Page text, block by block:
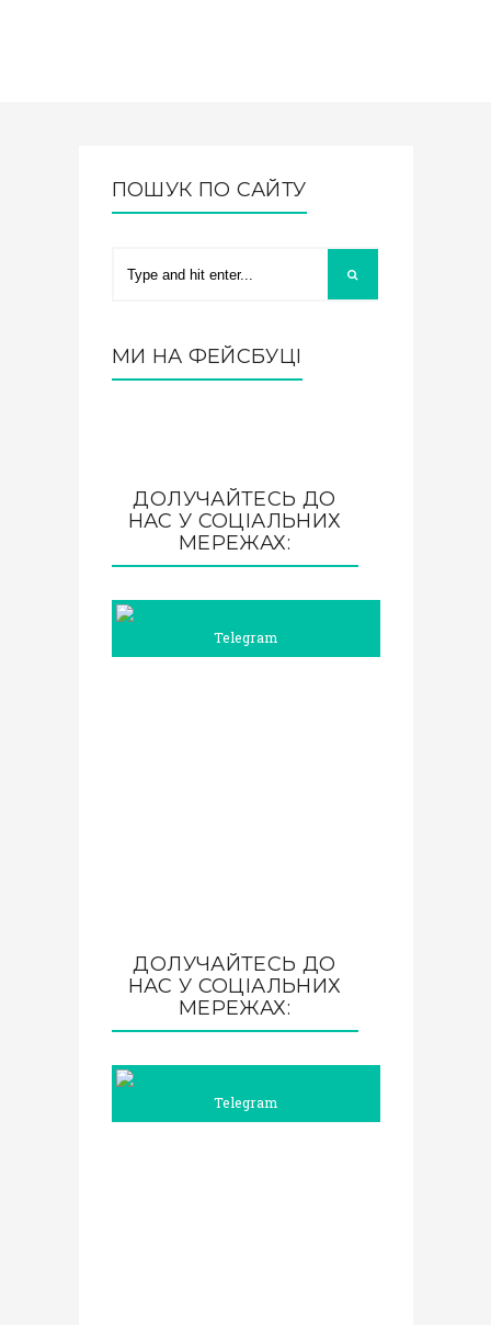
ПОШУК ПО САЙТУ
МИ НА ФЕЙСБУЦІ
ДОЛУЧАЙТЕСЬ ДО
НАС У СОЦІАЛЬНИХ
МЕРЕЖАХ:
Telegram
ДОЛУЧАЙТЕСЬ ДО
НАС У СОЦІАЛЬНИХ
МЕРЕЖАХ:
Telegram